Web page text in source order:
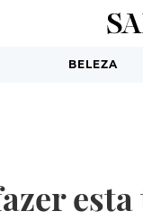
BELEZA